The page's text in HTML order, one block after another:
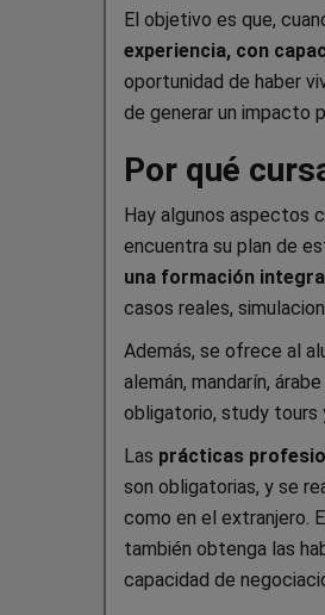
El objetivo es que,
experiencia, con
oportunidad de haber
de generar un impacto
Por qué
Hay algunos aspectos
encuentra su plan de
una formación
casos reales,
Además, se ofrece al
alemán, mandarín,
obligatorio, study tours
Las prácticas
son obligatorias, y se
como en el extranjero.
también obtenga las
capacidad de